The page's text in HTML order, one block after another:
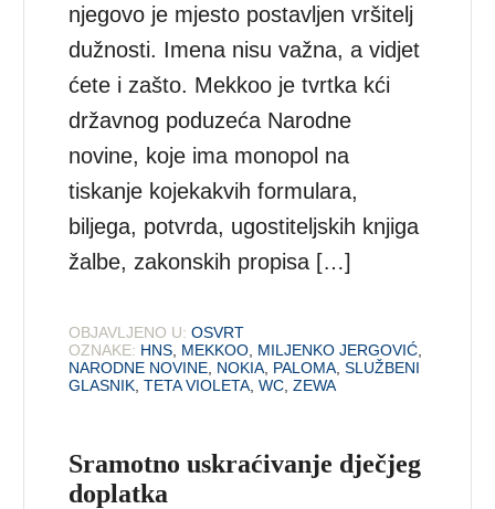
njegovo je mjesto postavljen vršitelj
dužnosti. Imena nisu važna, a vidjet
ćete i zašto. Mekkoo je tvrtka kći
državnog poduzeća Narodne
novine, koje ima monopol na
tiskanje kojekakvih formulara,
biljega, potvrda, ugostiteljskih knjiga
žalbe, zakonskih propisa […]
OBJAVLJENO U: OSVRT
OZNAKE: HNS MEKKOO MILJENKO JERGOVIĆ
NARODNE NOVINE NOKIA PALOMA ,SLUŽBENI
GLASNIK ,TETA VIOLETA ,WC ,ZEWA
Sramotno uskraćivanje dječjeg
doplatka